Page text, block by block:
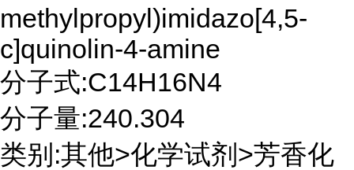
methylpropyl)imidazo[4,5-
c]quinolin-4-amine
分子式:C14H16N4
分子量:240.304
类别:其他>化学试剂>芳香化